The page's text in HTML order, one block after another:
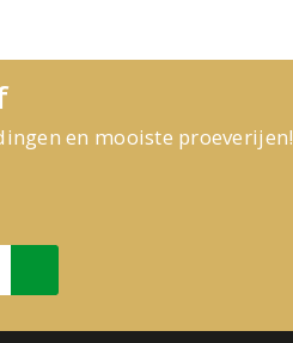
en mooiste proeverijen!